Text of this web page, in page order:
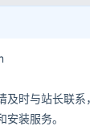
时与站长联系
装服务。